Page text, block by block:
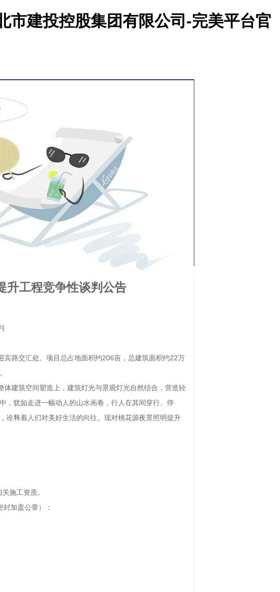
市建投控股集团有限公司-完美平台官
美平台官网下载
升工程竞争性谈判公告
路交汇处。项目总占地面积约206亩，总建筑面积约22万
建筑空间塑造上，建筑灯光与景观灯光自然结合，营造轻
，犹如走进一幅动人的山水画卷，行人在其间穿行、停
诠释着人们对美好生活的向往。现对桃花源夜景照明提升
施工资质。
加盖公章）：